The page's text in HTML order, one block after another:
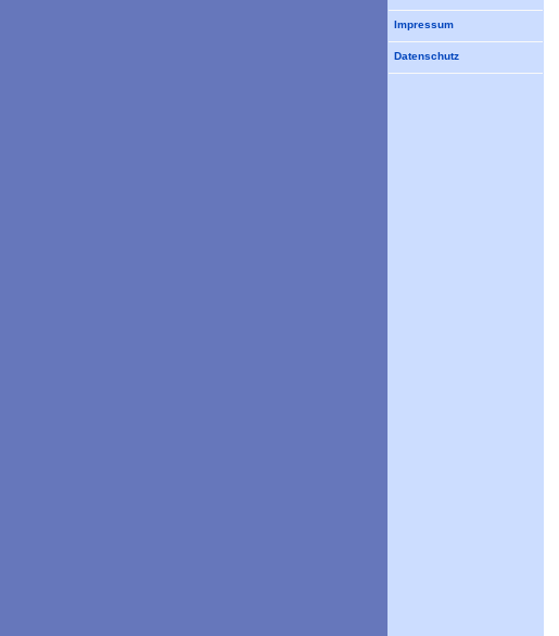
Impressum
Datenschutz